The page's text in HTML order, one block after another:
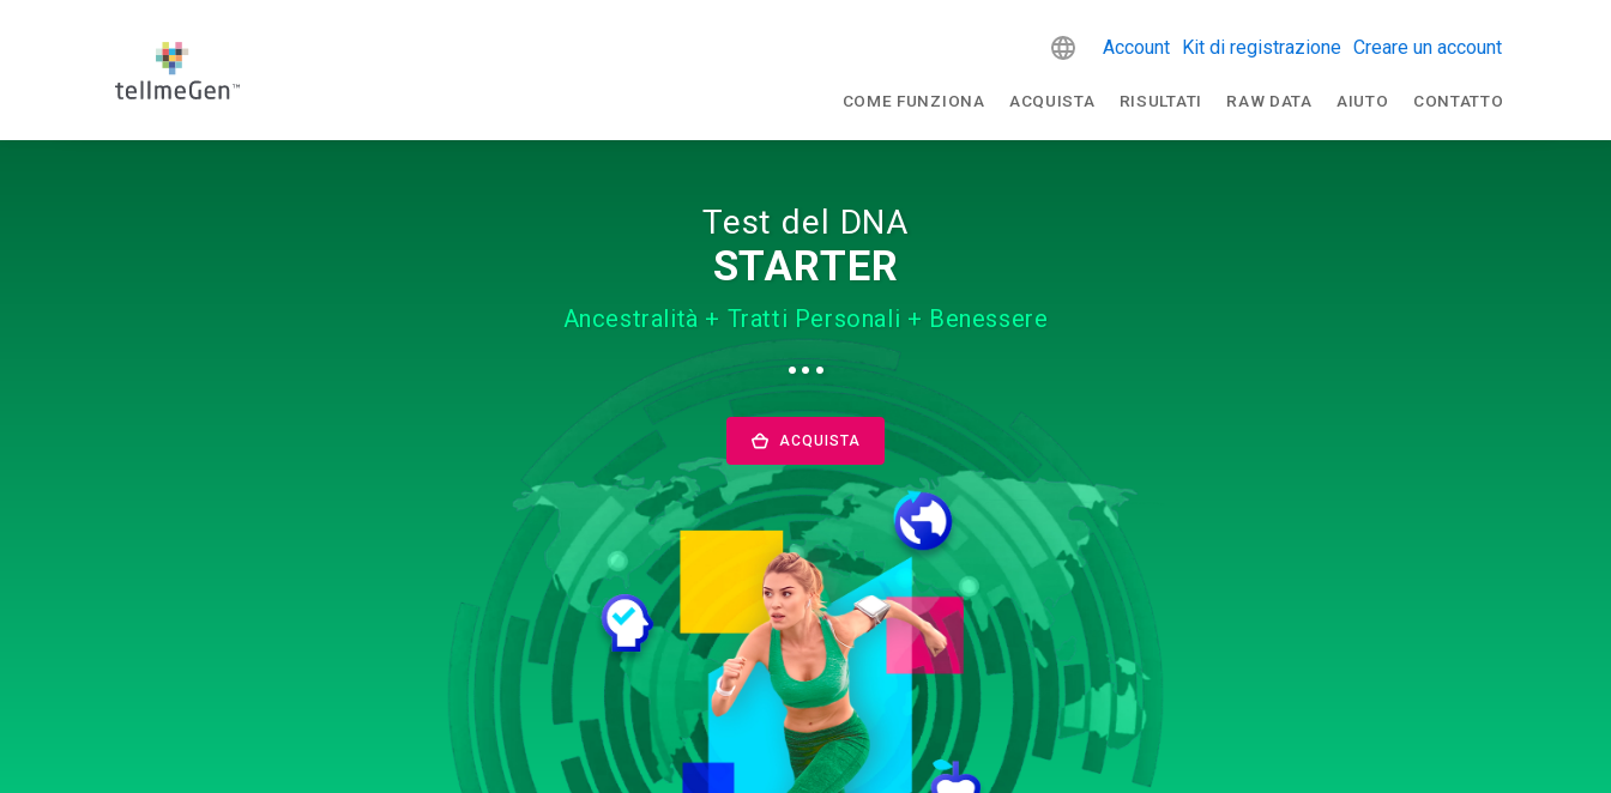
Account Kit di registrazione Creare un account
COME FUNZIONA ACQUISTA RISULTATI RAW DATA AIUTO CONTATTO
Test del DNA
STARTER
Ancestralità + Tratti Personali + Benessere
···
ACQUISTA